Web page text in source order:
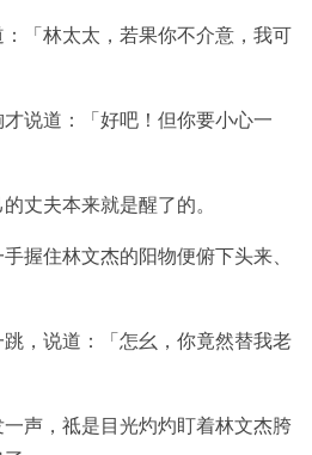
林太太，若果你不介意，我可
道：「好吧！但你要小心一
夫本来就是醒了的。
住林文杰的阳物便俯下头来、
说道：「怎幺，你竟然替我老
，祗是目光灼灼盯着林文杰胯